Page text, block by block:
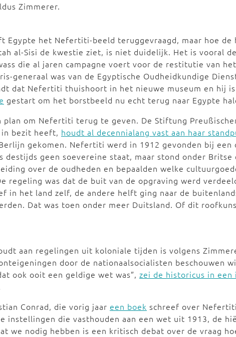
Zimmerer.
Egypte het Nefertiti-beeld teruggevraagd, maar hoe de
al-Sisi de kwestie ziet, is niet duidelijk. Het is vooral
die al jaren campagne voert voor de restitutie van
generaal was van de Egyptische Oudheidkundige
dat Nefertiti thuishoort in het nieuwe museum en hij
gestart om het borstbeeld nu echt terug naar Egypte
plan om Nefertiti terug te geven. De Stiftung
in bezit heeft, houdt al decennialang vast aan haar
gekomen. Nefertiti werd in 1912 gevonden bij een
destijds geen soevereine staat, maar stond onder Britse
over de oudheden en bepaalden welke
regeling was dat de buit van de opgraving werd
in het land zelf, de andere helft ging naar de
Dat was toen onder meer Duitsland. Of dit
aan regelingen uit koloniale tijden is volgens
door de nationaalsocialisten beschouwen
ook ooit een geldige wet was”, zei de historicus in
Conrad, die vorig jaar een boek schreef over
instellingen die vasthouden aan een wet uit 1913, de
we nodig hebben is een kritisch debat over de vraag